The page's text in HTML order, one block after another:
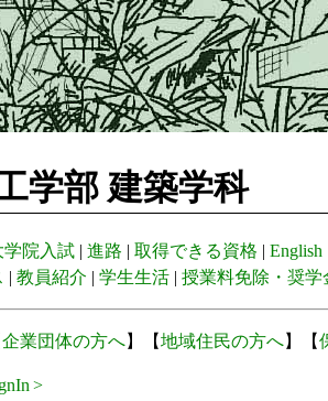
学部 建築学科
学院入試 | 進路 | 取得できる資格 | English
| 教員紹介 | 学生生活 | 授業料免除・奨学
企業団体の方へ】【地域住民の方へ】【
>